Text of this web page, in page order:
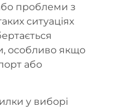
проблеми з
ситуаціях
особливо якщо
або
у виборі